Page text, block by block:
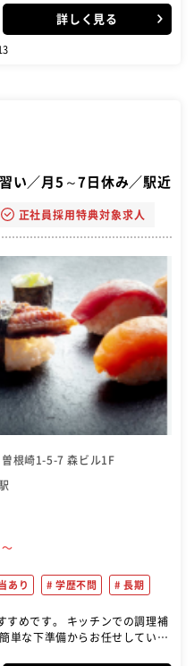
詳しく見る
い／月5～7日休み／駅近
正社員採用特典対象求人
根崎1-5-7 森ビル1F
〜
あり 学歴不問 長期
チンでの調理補
単な下準備からお任せしていき